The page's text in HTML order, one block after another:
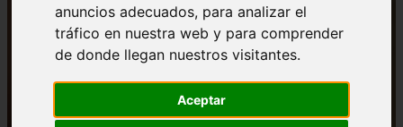
anuncios adecuados, para analizar el
tráfico en nuestra web y para comprender
de donde llegan nuestros visitantes.
Aceptar